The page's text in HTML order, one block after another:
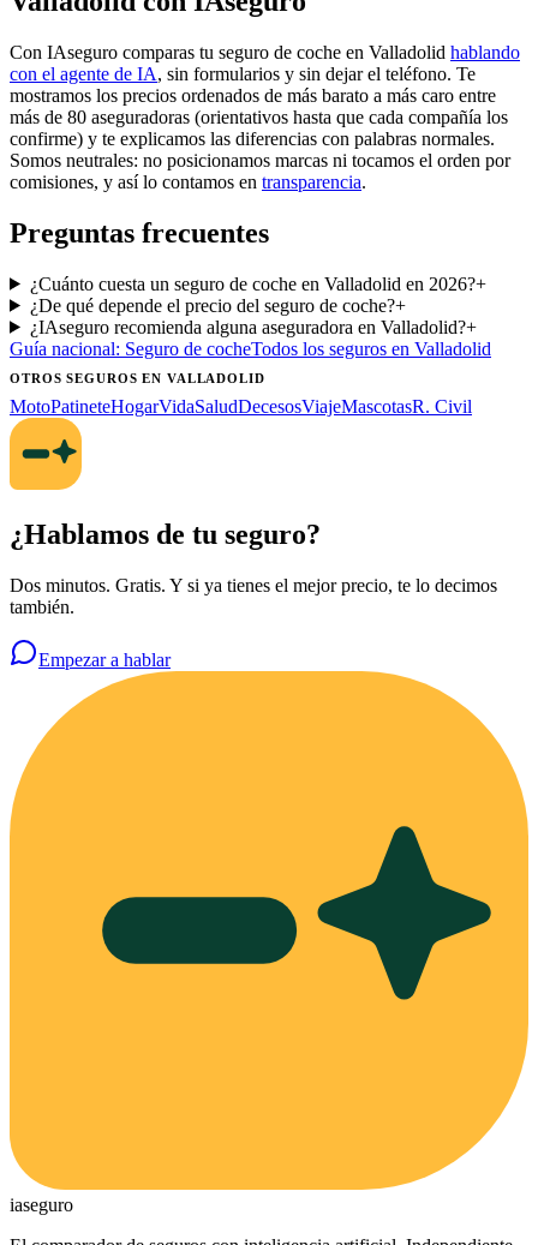
Con IAseguro comparas tu seguro de coche en Valladolid hablando
con el agente de IA, sin formularios y sin dejar el teléfono. Te
mostramos los precios ordenados de más barato a más caro entre
más de 80 aseguradoras (orientativos hasta que cada compañía los
confirme) y te explicamos las diferencias con palabras normales.
Somos neutrales: no posicionamos marcas ni tocamos el orden por
comisiones, y así lo contamos en transparencia.
Preguntas frecuentes
¿Cuánto cuesta un seguro de coche en Valladolid en 2026?+
¿De qué depende el precio del seguro de coche?+
¿IAseguro recomienda alguna aseguradora en Valladolid?+
Guía nacional: Seguro de cocheTodos los seguros en Valladolid
OTROS SEGUROSEN VALLADOLID
MotoPatineteHogarVidaSaludDecesosViajeMascotasR. Civil
¿Hablamos de tu seguro?
Dos minutos. Gratis. Y si ya tienes el mejor precio, te lo decimos
también.
Empezar a hablar
iaseguro